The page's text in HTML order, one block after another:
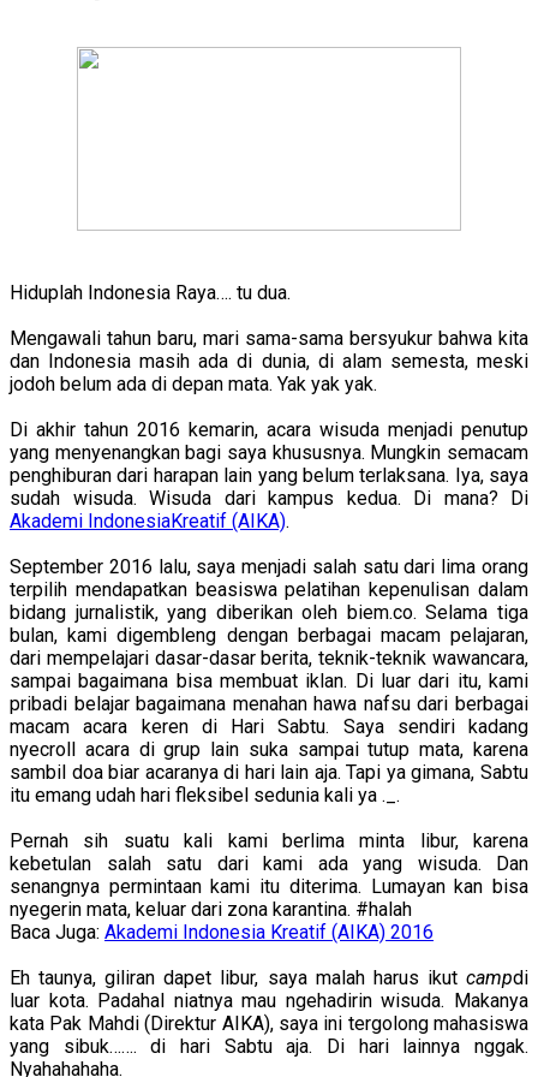
Hiduplah Indonesia Raya…. tu dua.
Mengawali tahun baru, mari sama-sama bersyukur bahwa kita
dan Indonesia masih ada di dunia, di alam semesta, meski
jodoh belum ada di depan mata. Yak yak yak.
Di akhir tahun 2016 kemarin, acara wisuda menjadi penutup
yang menyenangkan bagi saya khususnya. Mungkin semacam
penghiburan dari harapan lain yang belum terlaksana. Iya, saya
sudah wisuda. Wisuda dari kampus kedua. Di mana? Di
Akademi IndonesiaKreatif (AIKA).
September 2016 lalu, saya menjadi salah satu dari lima orang
terpilih mendapatkan beasiswa pelatihan kepenulisan dalam
bidang jurnalistik, yang diberikan oleh biem.co. Selama tiga
bulan, kami digembleng dengan berbagai macam pelajaran,
dari mempelajari dasar-dasar berita, teknik-teknik wawancara,
sampai bagaimana bisa membuat iklan. Di luar dari itu, kami
pribadi belajar bagaimana menahan hawa nafsu dari berbagai
macam acara keren di Hari Sabtu. Saya sendiri kadang
nyecroll acara di grup lain suka sampai tutup mata, karena
sambil doa biar acaranya di hari lain aja. Tapi ya gimana, Sabtu
itu emang udah hari fleksibel sedunia kali ya ._.
Pernah sih suatu kali kami berlima minta libur, karena
kebetulan salah satu dari kami ada yang wisuda. Dan
senangnya permintaan kami itu diterima. Lumayan kan bisa
nyegerin mata, keluar dari zona karantina. #halah
Baca Juga: Akademi Indonesia Kreatif (AIKA) 2016
Eh taunya, giliran dapet libur, saya malah harus ikut campdi
luar kota. Padahal niatnya mau ngehadirin wisuda. Makanya
kata Pak Mahdi (Direktur AIKA), saya ini tergolong mahasiswa
yang sibuk……. di hari Sabtu aja. Di hari lainnya nggak.
Nyahahahaha.